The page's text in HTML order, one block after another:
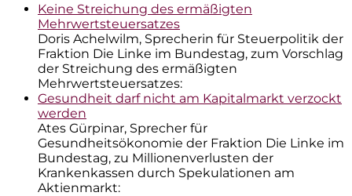
Keine Streichung des ermäßigten
Mehrwertsteuersatzes
Doris Achelwilm, Sprecherin für Steuerpolitik der
Fraktion Die Linke im Bundestag, zum Vorschlag
der Streichung des ermäßigten
Mehrwertsteuersatzes:
Gesundheit darf nicht am Kapitalmarkt verzockt
werden
Ates Gürpinar, Sprecher für
Gesundheitsökonomie der Fraktion Die Linke im
Bundestag, zu Millionenverlusten der
Krankenkassen durch Spekulationen am
Aktienmarkt: